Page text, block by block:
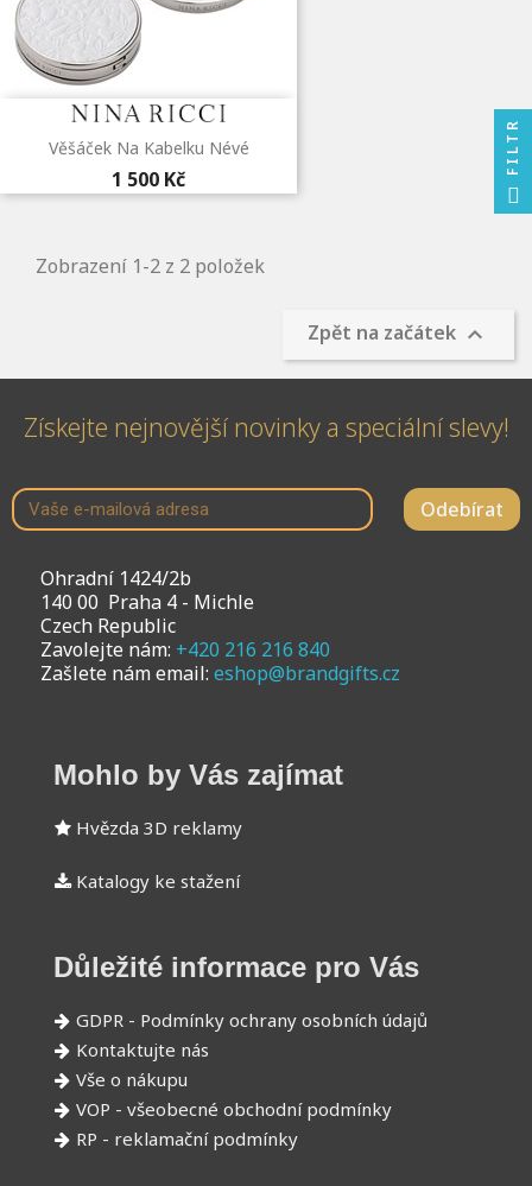
Věšáček Na Kabelku Névé
1 500 Kč
Zobrazení 1-2 z 2 položek
Zpět na začátek 
Získejte nejnovější novinky a speciální slevy!
Odebírat
Ohradní 1424/2b
140 00 Praha 4 - Michle
Czech Republic
Zavolejte nám: +420 216 216 840
Zašlete nám email: eshop@brandgifts.cz
Mohlo by Vás zajímat
Hvězda 3D reklamy
Katalogy ke stažení
Důležité informace pro Vás
GDPR - Podmínky ochrany osobních údajů
Kontaktujte nás
Vše o nákupu
VOP - všeobecné obchodní podmínky
RP - reklamační podmínky
FILTR